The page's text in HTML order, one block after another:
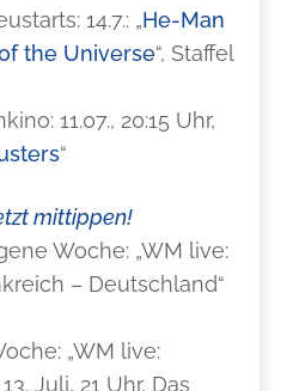
14.7.: „He-Man
the Universe“, Staffel
11.07., 20:15 Uhr,
“
mittippen!
Woche: „WM live:
– Deutschland“
„WM live:
Juli, 21 Uhr, Das